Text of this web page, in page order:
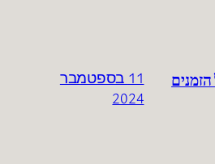
11 בספטמבר
2024